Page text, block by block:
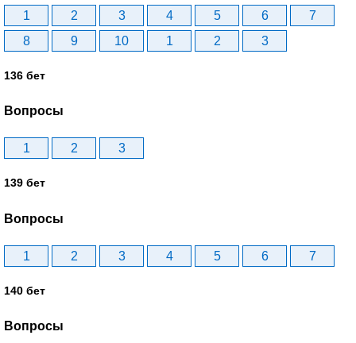
1 2 3 4 5 6
7
8
9 10 1 2 3
136 бет
Вопросы
1 2 3
139 бет
Вопросы
1 2 3 4 5 6 7
140 бет
Вопросы